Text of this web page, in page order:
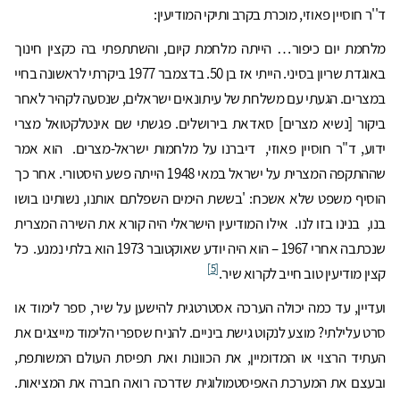
ד''ר חוסיין פאוזי, מוכרת בקרב ותיקי המודיעין:
מלחמת יום כיפור… הייתה מלחמת קיום, והשתתפתי בה כקצין חינוך
באוגדת שריון בסיני. הייתי אז בן ‏50. בדצמבר ‏1977 ביקרתי לראשונה בחיי
במצרים. הגעתי עם משלחת של עיתונאים ישראלים, שנסעה לקהיר לאחר
ביקור [נשיא מצרים] סאדאת בירושלים. פגשתי שם אינטלקטואל מצרי
ידוע, ד"ר חוסיין פאוזי, דיברנו על מלחמות ישראל-מצרים. הוא אמר
שההתקפה המצרית על ישראל במאי ‏1948 הייתה פשע היסטורי. אחר כך
הוסיף משפט שלא אשכח: 'בששת הימים השפלתם אותנו, נשותינו בושו
בנו, בנינו בזו לנו. אילו המודיעין הישראלי היה קורא את השירה המצרית
שנכתבה אחרי ‏1967 – הוא היה יודע שאוקטובר ‏1973 הוא בלתי נמנע. כל
קצין מודיעין טוב חייב לקרוא שיר.[5]
ועדיין, עד כמה יכולה הערכה אסטרטגית להישען על שיר, ספר לימוד או
סרט עלילתי? מוצע לנקוט גישת ביניים. להניח שספרי הלימוד מייצגים את
העתיד הרצוי או המדומיין, את הכוונות ואת תפיסת העולם המשותפת,
ובעצם את המערכת האפיסטמולוגית שדרכה רואה חברה את המציאות.